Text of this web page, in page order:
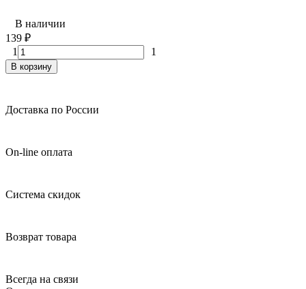
В наличии
139 ₽
1
1
В корзину
Доставка по России
On-line оплата
Система скидок
Возврат товара
Всегда на связи